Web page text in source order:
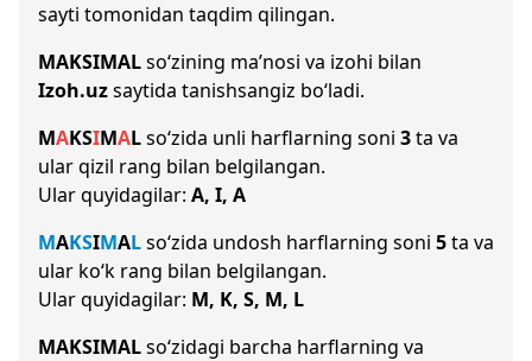
sayti tomonidan taqdim qilingan.
MAKSIMALso‘zining ma’nosi va izohi bilan
Izoh.uzsaytida tanishsangiz bo‘ladi.
MAKSIMALso‘zida unli harflarning soni 3ta va
ular qizil rang bilan belgilangan.
Ular quyidagilar: A, I, A
MAKSIMALso‘zida undosh harflarning soni 5ta va
ular ko‘k rang bilan belgilangan.
Ular quyidagilar: M, K, S, M, L
MAKSIMALso‘zidagi barcha harflarning va